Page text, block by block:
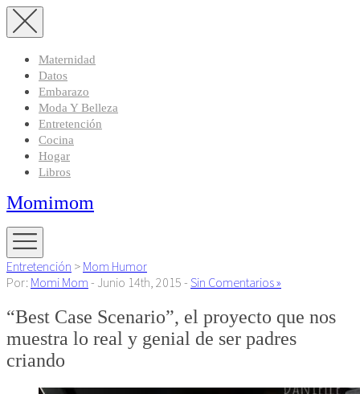
Maternidad
Datos
Embarazo
Moda Y Belleza
Entretención
Cocina
Hogar
Libros
Momimom
Entretención > Mom Humor
Por: Momi Mom - Junio 14th, 2015 - Sin Comentarios »
“Best Case Scenario”, el proyecto que nos
muestra lo real y genial de ser padres
criando